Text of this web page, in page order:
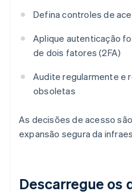
Defina controles de
Aplique autenticação
de dois fatores (2FA)
Audite regularmente e
obsoletas
As decisões de acesso
expansão segura da
Descarregue os